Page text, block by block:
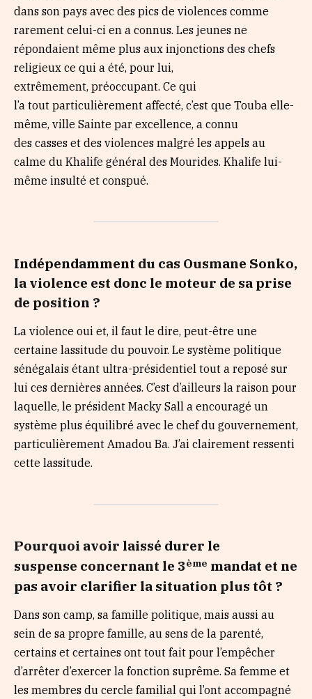
dans son pays avec des pics de violences comme
rarement celui-ci en a connus. Les jeunes ne
répondaient même plus aux injonctions des chefs
religieux ce qui a été, pour lui,
extrêmement, préoccupant. Ce qui
l’a tout particulièrement affecté, c’est que Touba elle-
même, ville Sainte par excellence, a connu
des casses et des violences malgré les appels au
calme du Khalife général des Mourides. Khalife lui-
même insulté et conspué.
Indépendamment du cas Ousmane Sonko,
la violence est donc le moteur de sa prise
de position ?
La violence oui et, il faut le dire, peut-être une
certaine lassitude du pouvoir. Le système politique
sénégalais étant ultra-présidentiel tout a reposé sur
lui ces dernières années. C’est d’ailleurs la raison pour
laquelle, le président Macky Sall a encouragé un
système plus équilibré avec le chef du gouvernement,
particulièrement Amadou Ba. J’ai clairement ressenti
cette lassitude.
Pourquoi avoir laissé durer le
suspense concernant le 3ème mandat et ne
pas avoir clarifier la situation plus tôt ?
Dans son camp, sa famille politique, mais aussi au
sein de sa propre famille, au sens de la parenté,
certains et certaines ont tout fait pour l’empêcher
d’arrêter d’exercer la fonction suprême. Sa femme et
les membres du cercle familial qui l’ont accompagné